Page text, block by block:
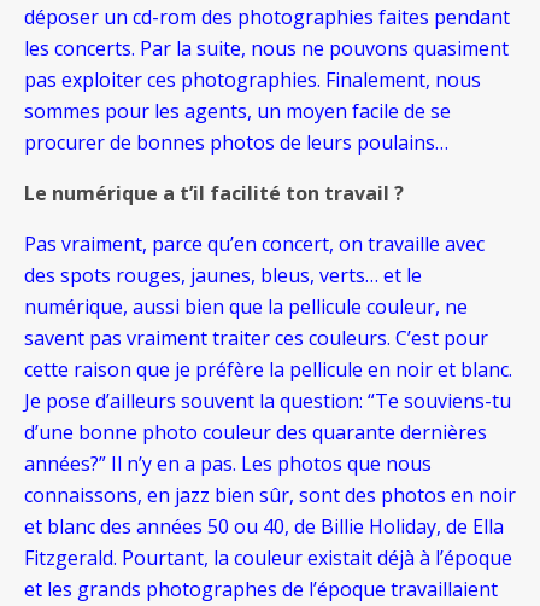
déposer un cd-rom des photographies faites pendant
les concerts. Par la suite, nous ne pouvons quasiment
pas exploiter ces photographies. Finalement, nous
sommes pour les agents, un moyen facile de se
procurer de bonnes photos de leurs poulains…
Le numérique a t’il facilité ton travail ?
Pas vraiment, parce qu’en concert, on travaille avec
des spots rouges, jaunes, bleus, verts… et le
numérique, aussi bien que la pellicule couleur, ne
savent pas vraiment traiter ces couleurs. C’est pour
cette raison que je préfère la pellicule en noir et blanc.
Je pose d’ailleurs souvent la question: “Te souviens-tu
d’une bonne photo couleur des quarante dernières
années?” Il n’y en a pas. Les photos que nous
connaissons, en jazz bien sûr, sont des photos en noir
et blanc des années 50 ou 40, de Billie Holiday, de Ella
Fitzgerald. Pourtant, la couleur existait déjà à l’époque
et les grands photographes de l’époque travaillaient